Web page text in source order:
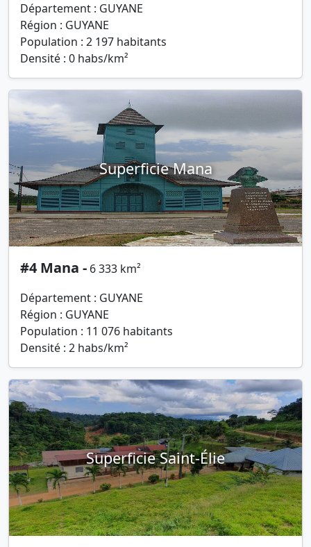
Département : GUYANE
Région : GUYANE
Population : 2 197 habitants
Densité : 0 habs/km²
Superficie Mana
#4 Mana - 6 333 km²
Département : GUYANE
Région : GUYANE
Population : 11 076 habitants
Densité : 2 habs/km²
Superficie Saint-Élie